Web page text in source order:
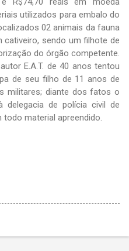
utilizados para embalo do
02 animais da fauna
cativeiro, sendo um filhote de
do órgão competente.
E.A.T. de 40 anos tentou
de seu filho de 11 anos de
militares; diante dos fatos o
de polícia civil de
material apreendido.